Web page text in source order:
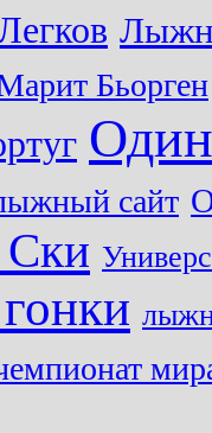
Бьорген
сайт
Ски